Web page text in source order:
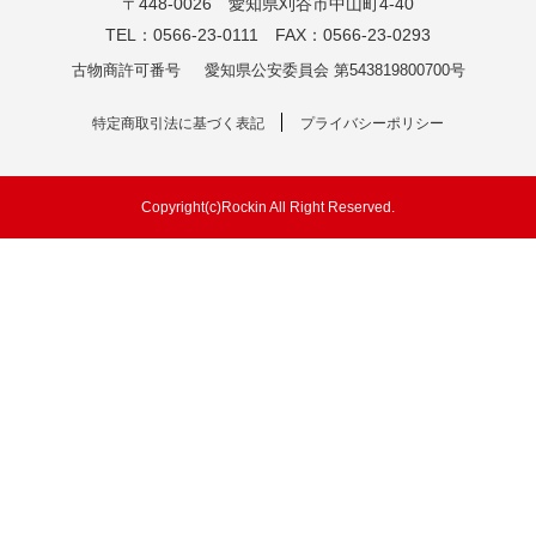
〒448-0026 愛知県刈谷市中山町4-40
TEL：0566-23-0111 FAX：0566-23-0293
古物商許可番号 愛知県公安委員会 第543819800700号
特定商取引法に基づく表記 プライバシーポリシー
Copyright(c)Rockin All Right Reserved.